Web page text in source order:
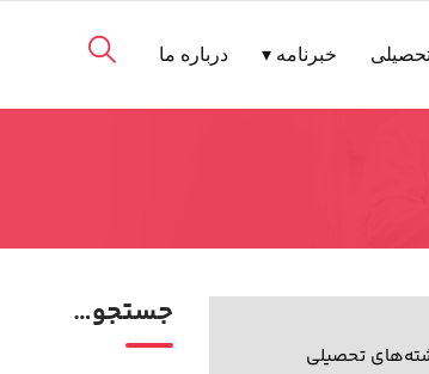
خبرنامه ▾ درباره ما
تحصیلی
جستجو…